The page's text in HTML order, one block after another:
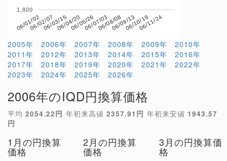
06/01/0206/02/0706/03/1506/04/2006/05/2606/07/0306/08/0806/09/1306/10/1906/11/24
1,800
2005年 2006年 2007年 2008年 2009年
2010年
2011年
2012年 2013年 2014年 2015年
2016年
2017年
2018年 2019年 2020年 2021年
2022年
2023年
2024年 2025年 2026年
2006年のIQD円換算価格
平均 2054.22円 年初来高値 2357.91円 年初来安値 1943.57
円
1月の円換算
価格
2月の円換算
価格
3月の円換算価
格